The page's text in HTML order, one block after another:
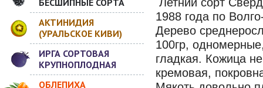
БЕСШИПНЫЕ СОРТА
АКТИНИДИЯ
(УРАЛЬСКОЕ КИВИ)
ИРГА СОРТОВАЯ
КРУПНОПЛОДНАЯ
ОБЛЕПИХА
1988 года по
Дерево
100гр,
гладкая. Кожица
кремовая,